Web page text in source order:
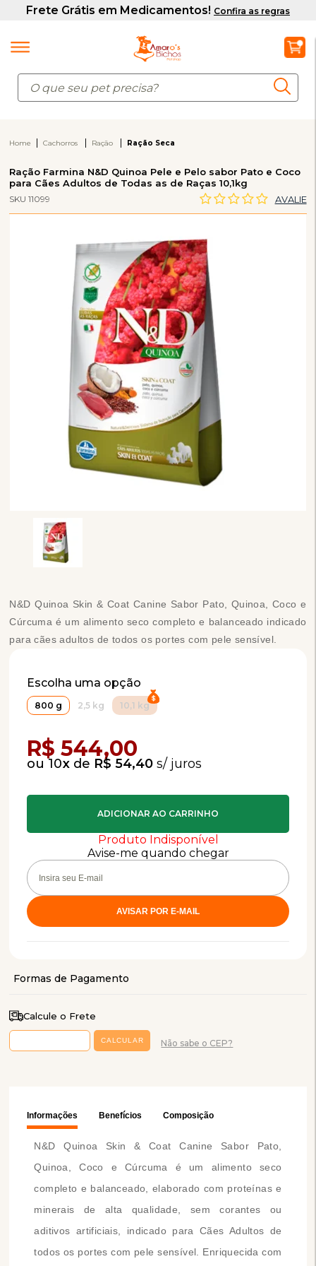
Home Cachorros Ração Ração Seca
Ração Farmina N&D Quinoa Pele e Pelo sabor Pato e Coco
para Cães Adultos de Todas as de Raças 10,1kg
SKU 11099 AVALIE
N&D Quinoa Skin & Coat Canine Sabor Pato, Quinoa, Coco e
Cúrcuma é um alimento seco completo e balanceado indicado
para cães adultos de todos os portes com pele sensível.
Escolha uma opção
800 g 2,5 kg 10,1 kg
R$ 544,00
10x de R$ 54,40
Produto Indisponível
Avise-me quando chegar
Calcule o Frete
Não sabe o CEP?
Informações Benefícios Composição
N&D Quinoa Skin & Coat Canine Sabor Pato,
Quinoa, Coco e Cúrcuma é um alimento seco
completo e balanceado, elaborado com proteínas e
minerais de alta qualidade, sem corantes ou
aditivos artificiais, indicado para Cães Adultos de
todos os portes com pele sensível. Enriquecida com